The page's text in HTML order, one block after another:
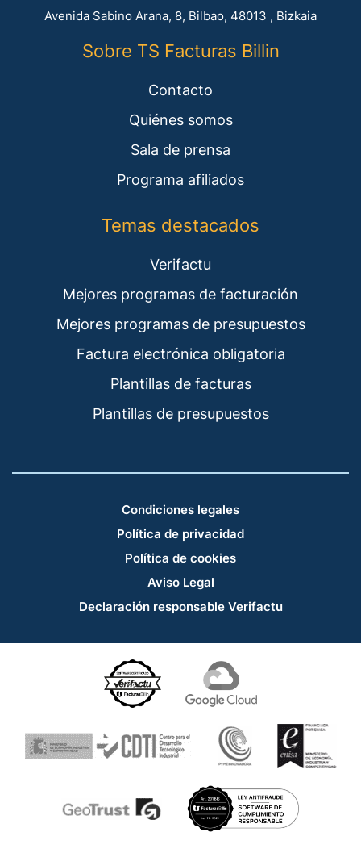
Avenida Sabino Arana, 8, Bilbao, 48013 , Bizkaia
Sobre TS Facturas Billin
Contacto
Quiénes somos
Sala de prensa
Programa afiliados
Temas destacados
Verifactu
Mejores programas de facturación
Mejores programas de presupuestos
Factura electrónica obligatoria
Plantillas de facturas
Plantillas de presupuestos
Condiciones legales
Política de privacidad
Política de cookies
Aviso Legal
Declaración responsable Verifactu